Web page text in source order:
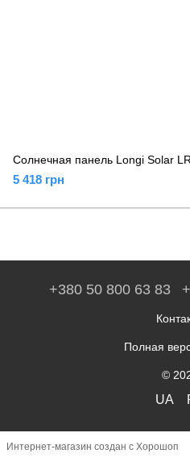
Солнечная панель Longi Solar
5 418 грн
+380 50 800 63 83
Полная
©
UA
Интернет-магазин создан с Хорошоп